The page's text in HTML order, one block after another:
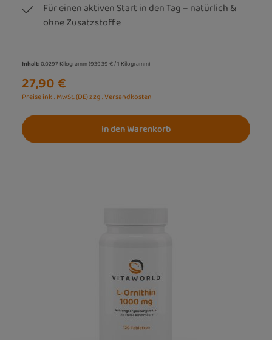
Für einen aktiven Start in den Tag – natürlich &
ohne Zusatzstoffe
Inhalt:0.0297 Kilogramm(939,39 € / 1 Kilogramm)
27,90 €
Preise inkl. MwSt. (DE) zzgl. Versandkosten
In den Warenkorb